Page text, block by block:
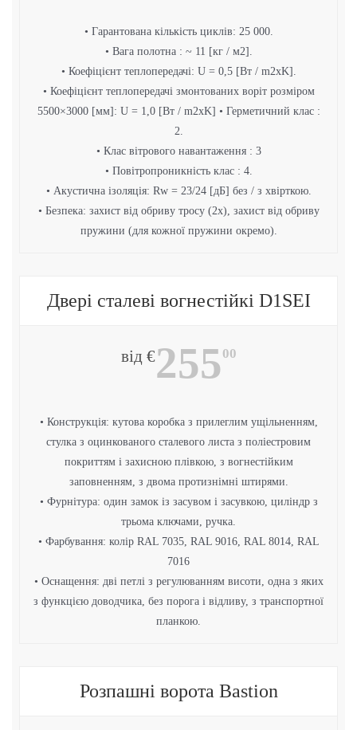
• Гарантована кількість циклів: 25 000.
• Вага полотна : ~ 11 [кг / м2].
• Коефіцієнт теплопередачі: U = 0,5 [Вт / m2xK].
• Коефіцієнт теплопередачі змонтованих воріт розміром
5500×3000 [мм]: U = 1,0 [Вт / m2xK] • Герметичний клас :
2.
• Клас вітрового навантаження : 3
• Повітропроникність клас : 4.
• Акустична ізоляція: Rw = 23/24 [дБ] без / з хвірткою.
• Безпека: захист від обриву тросу (2x), захист від обриву
пружини (для кожної пружини окремо).
Двері сталеві вогнестійкі D1SEI
від €25500
• Конструкція: кутова коробка з прилеглим ущільненням,
стулка з оцинкованого сталевого листа з поліестровим
покриттям і захисною плівкою, з вогнестійким
заповненням, з двома протизнімні штирями.
• Фурнітура: один замок із засувом і засувкою, циліндр з
трьома ключами, ручка.
• Фарбування: колір RAL 7035, RAL 9016, RAL 8014, RAL
7016
• Оснащення: дві петлі з регулюванням висоти, одна з яких
з функцією доводчика, без порога і відливу, з транспортної
планкою.
Розпашні ворота Bastion